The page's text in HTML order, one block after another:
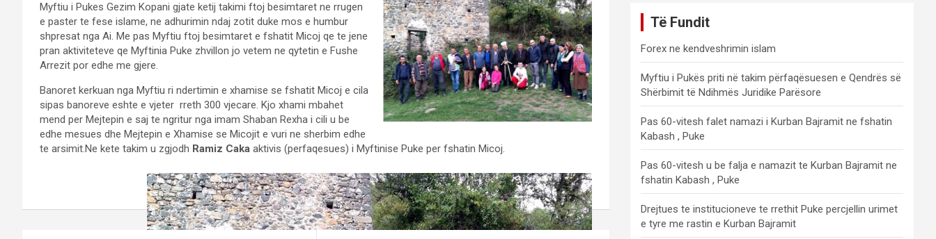
Myftiu i Pukes Gezim Kopani gjate ketij takimi ftoj besimtaret ne rrugen
e paster te fese islame, ne adhurimin ndaj zotit duke mos e humbur
shpresat nga Ai. Me pas Myftiu ftoj besimtaret e fshatit Micoj qe te jene
pran aktiviteteve qe Myftinia Puke zhvillon jo vetem ne qytetin e Fushe
Arrezit por edhe me gjere.
Banoret kerkuan nga Myftiu ri ndertimin e xhamise se fshatit Micoj e cila
sipas banoreve eshte e vjeter rreth 300 vjecare. Kjo xhami mbahet
mend per Mejtepin e saj te ngritur nga imam Shaban Rexha i cili u be
edhe mesues dhe Mejtepin e Xhamise se Micojit e vuri ne sherbim edhe
te arsimit.Ne kete takim u zgjodh Ramiz Caka aktivis (perfaqesues) i Myftinise Puke per fshatin Micoj.
Të Fundit
Forex ne kendveshrimin islam
Myftiu i Pukës priti në takim përfaqësuesen e Qendrës së
Shërbimit të Ndihmës Juridike Parësore
Pas 60-vitesh falet namazi i Kurban Bajramit ne fshatin
Kabash , Puke
Pas 60-vitesh u be falja e namazit te Kurban Bajramit ne
fshatin Kabash , Puke
Drejtues te institucioneve te rrethit Puke percjellin urimet
e tyre me rastin e Kurban Bajramit